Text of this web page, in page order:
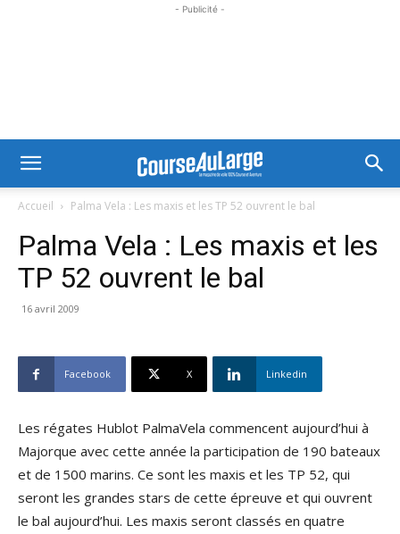
- Publicité -
Accueil Palma Vela : Les maxis et les TP 52 ouvrent le bal
Palma Vela : Les maxis et les
TP 52 ouvrent le bal
16 avril 2009
Facebook X Linkedin
Les régates Hublot PalmaVela commencent aujourd’hui à
Majorque avec cette année la participation de 190 bateaux
et de 1500 marins. Ce sont les maxis et les TP 52, qui
seront les grandes stars de cette épreuve et qui ouvrent
le bal aujourd’hui. Les maxis seront classés en quatre